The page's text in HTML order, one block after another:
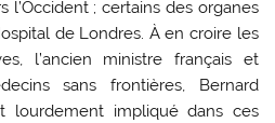
l’Occident ; certains des organes
de Londres. À en croire les
l’ancien ministre français et
sans frontières, Bernard
lourdement impliqué dans ces